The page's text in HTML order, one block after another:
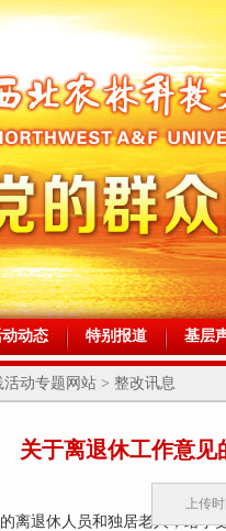
动态 特别报道 基层
动专题网站 > 整改讯息
关于离退休工作意见
上传
退休人员和独居老人，给予